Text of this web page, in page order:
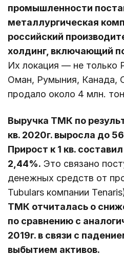
промышленности
металлургическая
российский
холдинг, включающий
Их локация — не только
Оман, Румыния, Канада,
продало около 4 млн.
Выручка ТМК по
кв. 2020г. выросла до
Прирост к 1 кв.
2,44%. Это связано
денежных средств от
Tubulars компании
ТМК отчиталась о
по сравнению с
2019г. в связи с
выбытием активов.